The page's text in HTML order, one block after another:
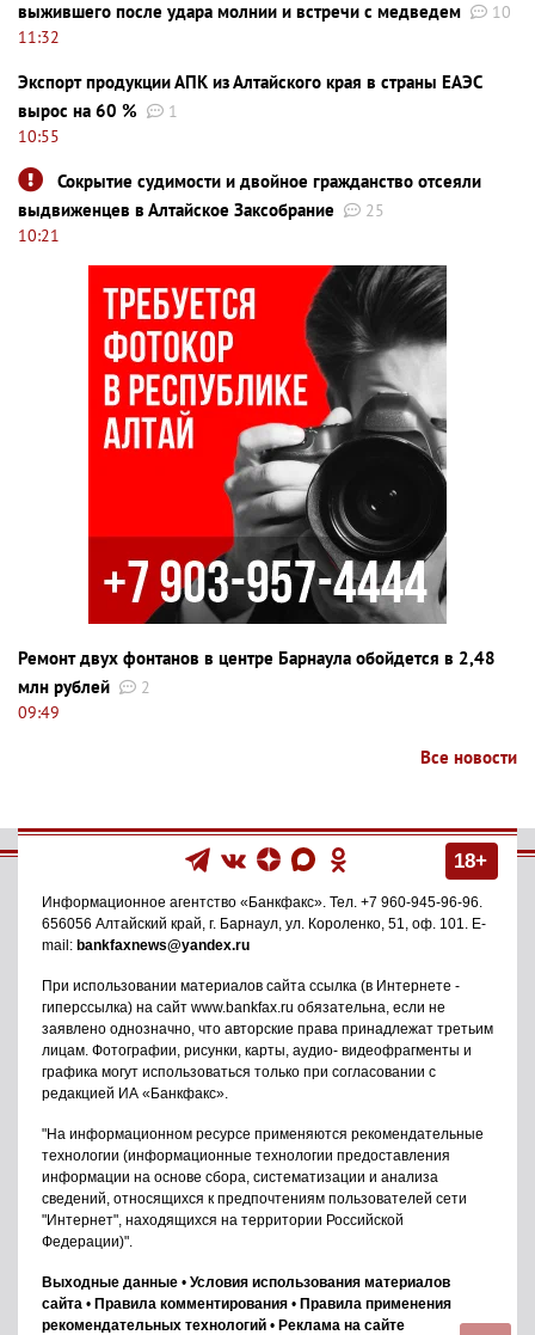
выжившего после удара молнии и встречи с медведем
10
11:32
Экспорт продукции АПК из Алтайского края в страны ЕАЭС
вырос на 60 %
1
10:55
Сокрытие судимости и двойное гражданство отсеяли
выдвиженцев в Алтайское Заксобрание
25
10:21
Ремонт двух фонтанов в центре Барнаула обойдется в 2,48
млн рублей
2
09:49
Все новости
18+
Информационное агентство «Банкфакс» . Тел. +7 960-945-96-96
656056 Алтайский край, г. Барнаул ул. Короленко, 51, оф. 101
. E-
mail: bankfaxnews@yandex.ru
При использовании материалов сайта ссылка (в Интернете -
гиперссылка) на сайт www.bankfax.ru обязательна, если не
заявлено однозначно, что авторские права принадлежат третьим
лицам. Фотографии, рисунки, карты, аудио- видеофрагменты и
графика могут использоваться только при согласовании с
редакцией ИА «Банкфакс».
"На информационном ресурсе применяются рекомендательные
технологии (информационные технологии предоставления
информации на основе сбора, систематизации и анализа
сведений, относящихся к предпочтениям пользователей сети
"Интернет", находящихся на территории Российской
Федерации)".
Выходные данные • Условия использования материалов
сайта • Правила комментирования • Правила применения
рекомендательных технологий • Реклама на сайте